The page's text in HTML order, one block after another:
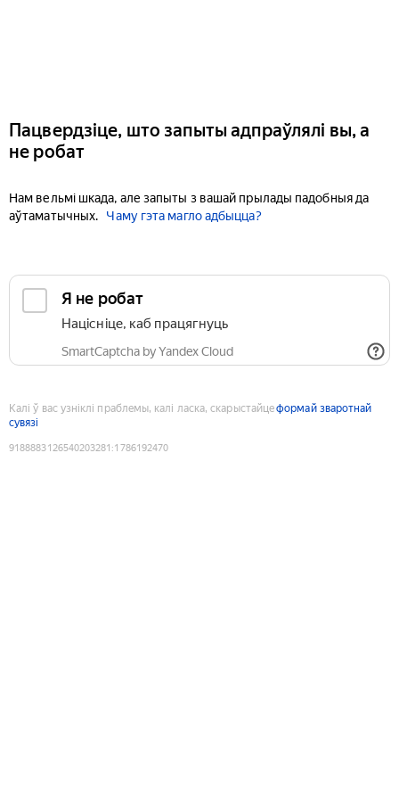
Пацвердзіце, што запыты адпраўлялі вы, а
не робат
Нам вельмі шкада, але запыты з вашай прылады падобныя да
аўтаматычных.
Чаму гэта магло адбыцца?
Я не робат
Націсніце, каб працягнуць
SmartCaptcha by Yandex Cloud
Калі ў вас узніклі праблемы, калі ласка, скарыстайцеформай зваротнай
сувязі
9188883126540203281 :1786192470